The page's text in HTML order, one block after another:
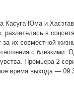
Касуга Юма и
разлетелась в
их совместной
с близкими.
Премьера 2
время выхода —